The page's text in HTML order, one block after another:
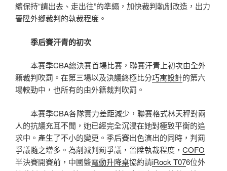
續保持“請出去、走出往”的準繩，加快裁判軌制改造，出力
晉陞外鄉裁判的執裁程度。
季后賽汗青的初次
本賽季CBA總決賽首場比賽，聯賽汗青上初次由全外
籍裁判吹罰。在第三場以及決議終極比分巧寓設計的第六
場較勁中，也所有的由外籍裁判吹罰。
本賽季CBA各隊實力差距減少，聯賽格式林天秤對兩
人的抗議充耳不聞，她已經完全沉浸在她對極致平衡的追
求中。產生了不小的變更。季后賽出色演出的同時，判罰
爭議隨之增多。為削減判罰爭議，晉陞執裁程度， COFO
半決賽開賽前，中國籃電動升降桌協約請iRock T076位外